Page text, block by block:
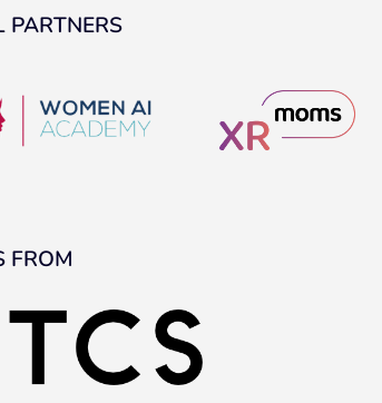
PARTNERS
FROM